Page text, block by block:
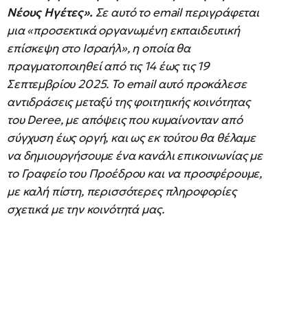
Νέους Ηγέτες». Σε αυτό το email περιγράφεται
μια «προσεκτικά οργανωμένη εκπαιδευτική
επίσκεψη στο Ισραήλ», η οποία θα
πραγματοποιηθεί από τις 14 έως τις 19
Σεπτεμβρίου 2025. Το email αυτό προκάλεσε
αντιδράσεις μεταξύ της φοιτητικής κοινότητας
του Deree, με απόψεις που κυμαίνονταν από
σύγχυση έως οργή, και ως εκ τούτου θα θέλαμε
να δημιουργήσουμε ένα κανάλι επικοινωνίας με
το Γραφείο του Προέδρου και να προσφέρουμε,
με καλή πίστη, περισσότερες πληροφορίες
σχετικά με την κοινότητά μας.